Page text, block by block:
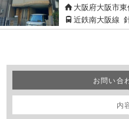
大阪府大阪市
近鉄南大阪線
お問い合
内